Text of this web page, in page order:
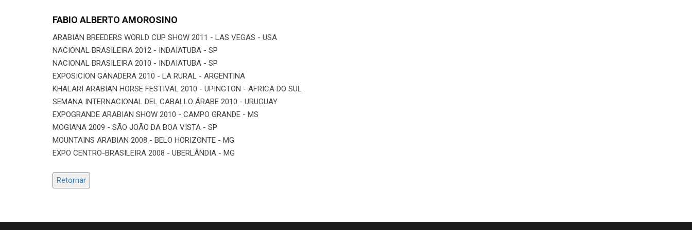
FABIO ALBERTO AMOROSINO
ARABIAN BREEDERS WORLD CUP SHOW 2011 - LAS VEGAS - USA
NACIONAL BRASILEIRA 2012 - INDAIATUBA - SP
NACIONAL BRASILEIRA 2010 - INDAIATUBA - SP
EXPOSICION GANADERA 2010 - LA RURAL - ARGENTINA
KHALARI ARABIAN HORSE FESTIVAL 2010 - UPINGTON - AFRICA DO SUL
SEMANA INTERNACIONAL DEL CABALLO ÁRABE 2010 - URUGUAY
EXPOGRANDE ARABIAN SHOW 2010 - CAMPO GRANDE - MS
MOGIANA 2009 - SÃO JOÃO DA BOA VISTA - SP
MOUNTAINS ARABIAN 2008 - BELO HORIZONTE - MG
EXPO CENTRO-BRASILEIRA 2008 - UBERLÂNDIA - MG
Retornar